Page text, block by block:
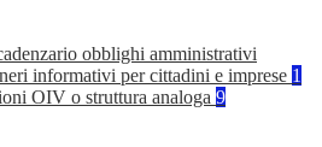
obblighi amministrativi
informativi per cittadini e imprese 1
OIV o struttura analoga 9